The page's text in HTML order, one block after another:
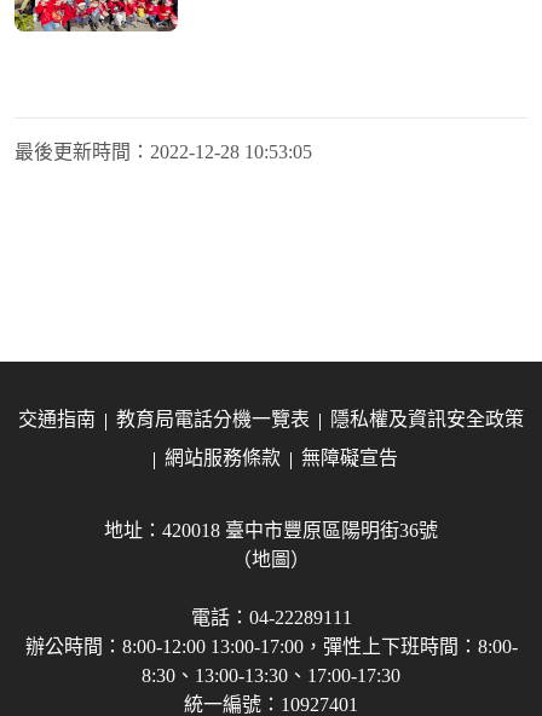
最後更新時間： 2022-12-28 10:53:05
交通指南 教育局電話分機一覽表
隱私權及資訊安全政策
網站服務條款
無障礙宣告
地址：420018 臺中市豐原區陽明街36號
（地圖）
電話：04-22289111
辦公時間：8:00-12:00 13:00-17:00，彈性上下班時間：8:00-
8:30、13:00-13:30、17:00-17:30
統一編號：10927401